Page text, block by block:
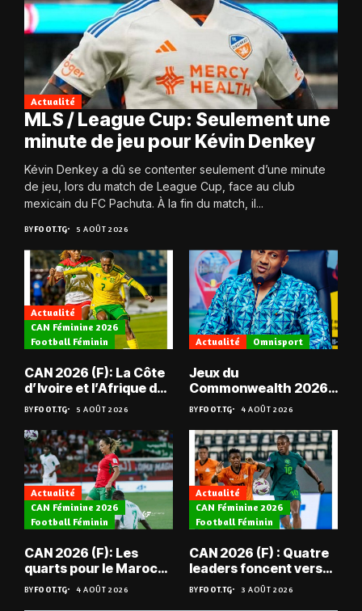
Actualité
MLS / League Cup: Seulement une
minute de jeu pour Kévin Denkey
Kévin Denkey a dû se contenter seulement d’une minute
de jeu, lors du match de League Cup, face au club
mexicain du FC Pachuta. À la fin du match, il...
BYFOOT.TG 5 AOÛT 2026
Actualité
CAN Féminine 2026
Football Féminin
CAN 2026 (F): La Côte
d’Ivoire et l’Afrique du
Sud en quarts
BYFOOT.TG 5 AOÛT 2026
Actualité Omnisport
Jeux du
Commonwealth 2026 :
« Les médailles ne
tombent pas du ciel »,
Benjamin Boukpeti
BYFOOT.TG 4 AOÛT 2026
Actualité
CAN Féminine 2026
Football Féminin
CAN 2026 (F): Les
quarts pour le Maroc
et l’Algérie
BYFOOT.TG 4 AOÛT 2026
Actualité
CAN Féminine 2026
Football Féminin
CAN 2026 (F) : Quatre
leaders foncent vers
les quarts
BYFOOT.TG 3 AOÛT 2026